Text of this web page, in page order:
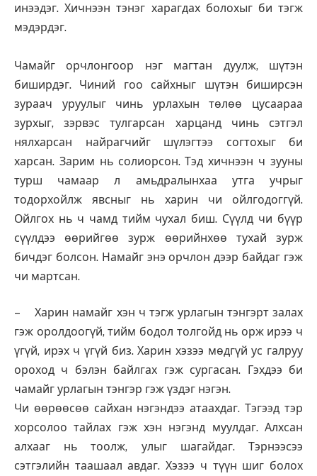
инээдэг. Хичнээн тэнэг харагдах болохыг би тэгж
мэдэрдэг.
Чамайг орчлонгоор нэг магтан дуулж, шүтэн
биширдэг. Чиний гоо сайхныг шүтэн биширсэн
зураач уруулыг чинь урлахын төлөө цусаараа
зурхыг, зэрвэс тулгарсан харцанд чинь сэтгэл
нялхарсан найрагчийг шүлэгтээ согтохыг би
харсан. Зарим нь солиорсон. Тэд хичнээн ч зууны
турш чамаар л амьдралынхаа утга учрыг
тодорхойлж явсныг нь харин чи ойлгодоггүй.
Ойлгох нь ч чамд тийм чухал биш. Сүүлд чи бүүр
сүүлдээ өөрийгөө зурж өөрийнхөө тухай зурж
бичдэг болсон. Намайг энэ орчлон дээр байдаг гэж
чи мартсан.
– Харин намайг хэн ч тэгж урлагын тэнгэрт залах
гэж оролдоогүй, тийм бодол толгойд нь орж ирээ ч
үгүй, ирэх ч үгүй биз. Харин хэзээ мөдгүй ус галруу
ороход ч бэлэн байлгах гэж сургасан. Гэхдээ би
чамайг урлагын тэнгэр гэж үздэг нэгэн.
Чи өөрөөсөө сайхан нэгэндээ атаахдаг. Тэгээд тэр
хорсолоо тайлах гэж хэн нэгэнд муулдаг. Алхсан
алхааг нь тоолж, улыг шагайдаг. Тэрнээсээ
сэтгэлийн таашаал авдаг. Хэзээ ч түүн шиг болох